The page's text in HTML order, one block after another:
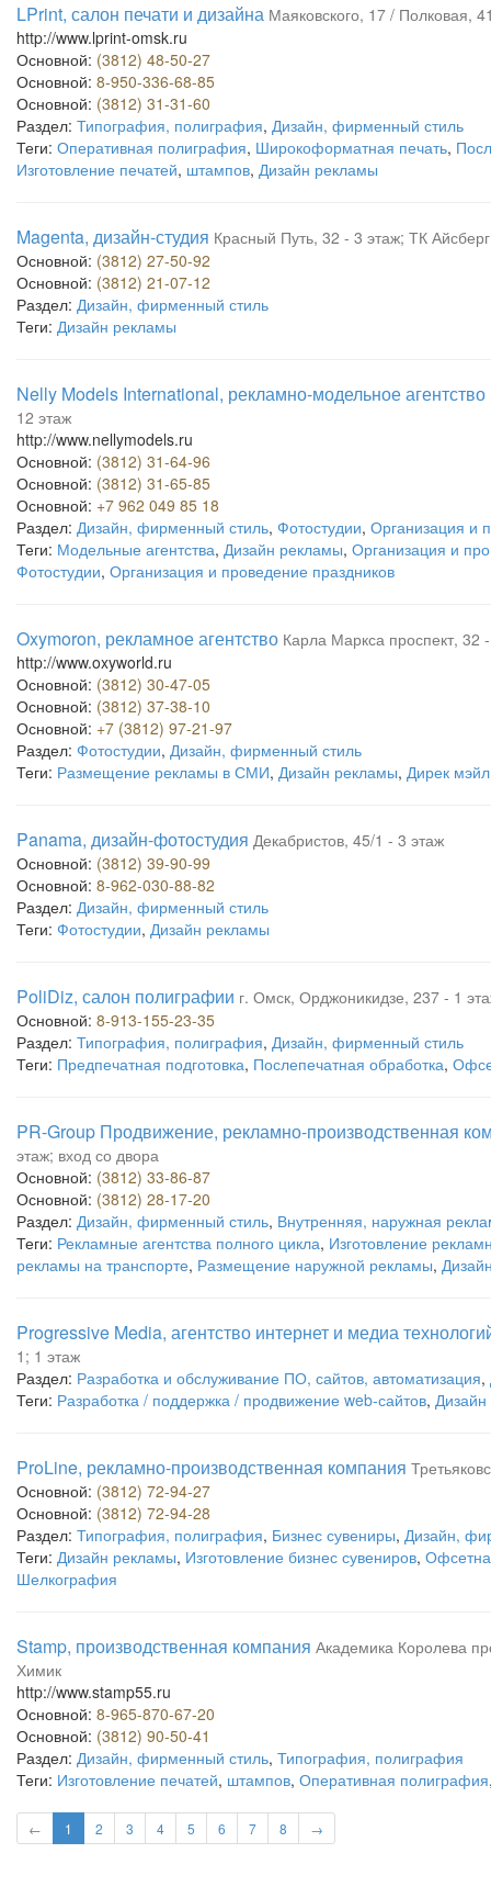
LPrint, салон печати и дизайна Маяковского, 17 / Полковая,
http://www.lprint-omsk.ru
Основной: (3812) 48-50-27
Основной: 8-950-336-68-85
Основной: (3812) 31-31-60
Раздел: Типография, полиграфия, Дизайн, фирменный стиль
Теги: Оперативная полиграфия, Широкоформатная печать,
Изготовление печатей, штампов, Дизайн рекламы
Magenta, дизайн-студия Красный Путь, 32 - 3 этаж; ТК Айсберг
Основной: (3812) 27-50-92
Основной: (3812) 21-07-12
Раздел: Дизайн, фирменный стиль
Теги: Дизайн рекламы
Nelly Models International, рекламно-модельное агентство
12 этаж
http://www.nellymodels.ru
Основной: (3812) 31-64-96
Основной: (3812) 31-65-85
Основной: +7 962 049 85 18
Раздел: Дизайн, фирменный стиль, Фотостудии, Организация и
Теги: Модельные агентства, Дизайн рекламы, Организация и
Фотостудии, Организация и проведение праздников
Oxymoron, рекламное агентство Карла Маркса проспект, 32
http://www.oxyworld.ru
Основной: (3812) 30-47-05
Основной: (3812) 37-38-10
Основной: +7 (3812) 97-21-97
Раздел: Фотостудии, Дизайн, фирменный стиль
Теги: Размещение рекламы в СМИ, Дизайн рекламы, Дирек мэйл
Panama, дизайн-фотостудия Декабристов, 45/1 - 3 этаж
Основной: (3812) 39-90-99
Основной: 8-962-030-88-82
Раздел: Дизайн, фирменный стиль
Теги: Фотостудии, Дизайн рекламы
PoliDiz, салон полиграфии г. Омск, Орджоникидзе, 237 - 1
Основной: 8-913-155-23-35
Раздел: Типография, полиграфия, Дизайн, фирменный стиль
Теги: Предпечатная подготовка, Послепечатная обработка,
PR-Group Продвижение, рекламно-производственная
этаж; вход со двора
Основной: (3812) 33-86-87
Основной: (3812) 28-17-20
Раздел: Дизайн, фирменный стиль, Внутренняя, наружная
Теги: Рекламные агентства полного цикла, Изготовление
рекламы на транспорте, Размещение наружной рекламы,
Progressive Media, агентство интернет и медиа
1; 1 этаж
Раздел: Разработка и обслуживание ПО, сайтов, автоматизация,
Теги: Разработка / поддержка / продвижение web-сайтов,
ProLine, рекламно-производственная компания
Основной: (3812) 72-94-27
Основной: (3812) 72-94-28
Раздел: Типография, полиграфия, Бизнес сувениры, Дизайн,
Теги: Дизайн рекламы, Изготовление бизнес сувениров,
Шелкография
Stamp, производственная компания Академика Королева
Химик
http://www.stamp55.ru
Основной: 8-965-870-67-20
Основной: (3812) 90-50-41
Раздел: Дизайн, фирменный стиль, Типография, полиграфия
Теги: Изготовление печатей, штампов, Оперативная полиграфия
← 1 2 3 4 5 6 7 8 →